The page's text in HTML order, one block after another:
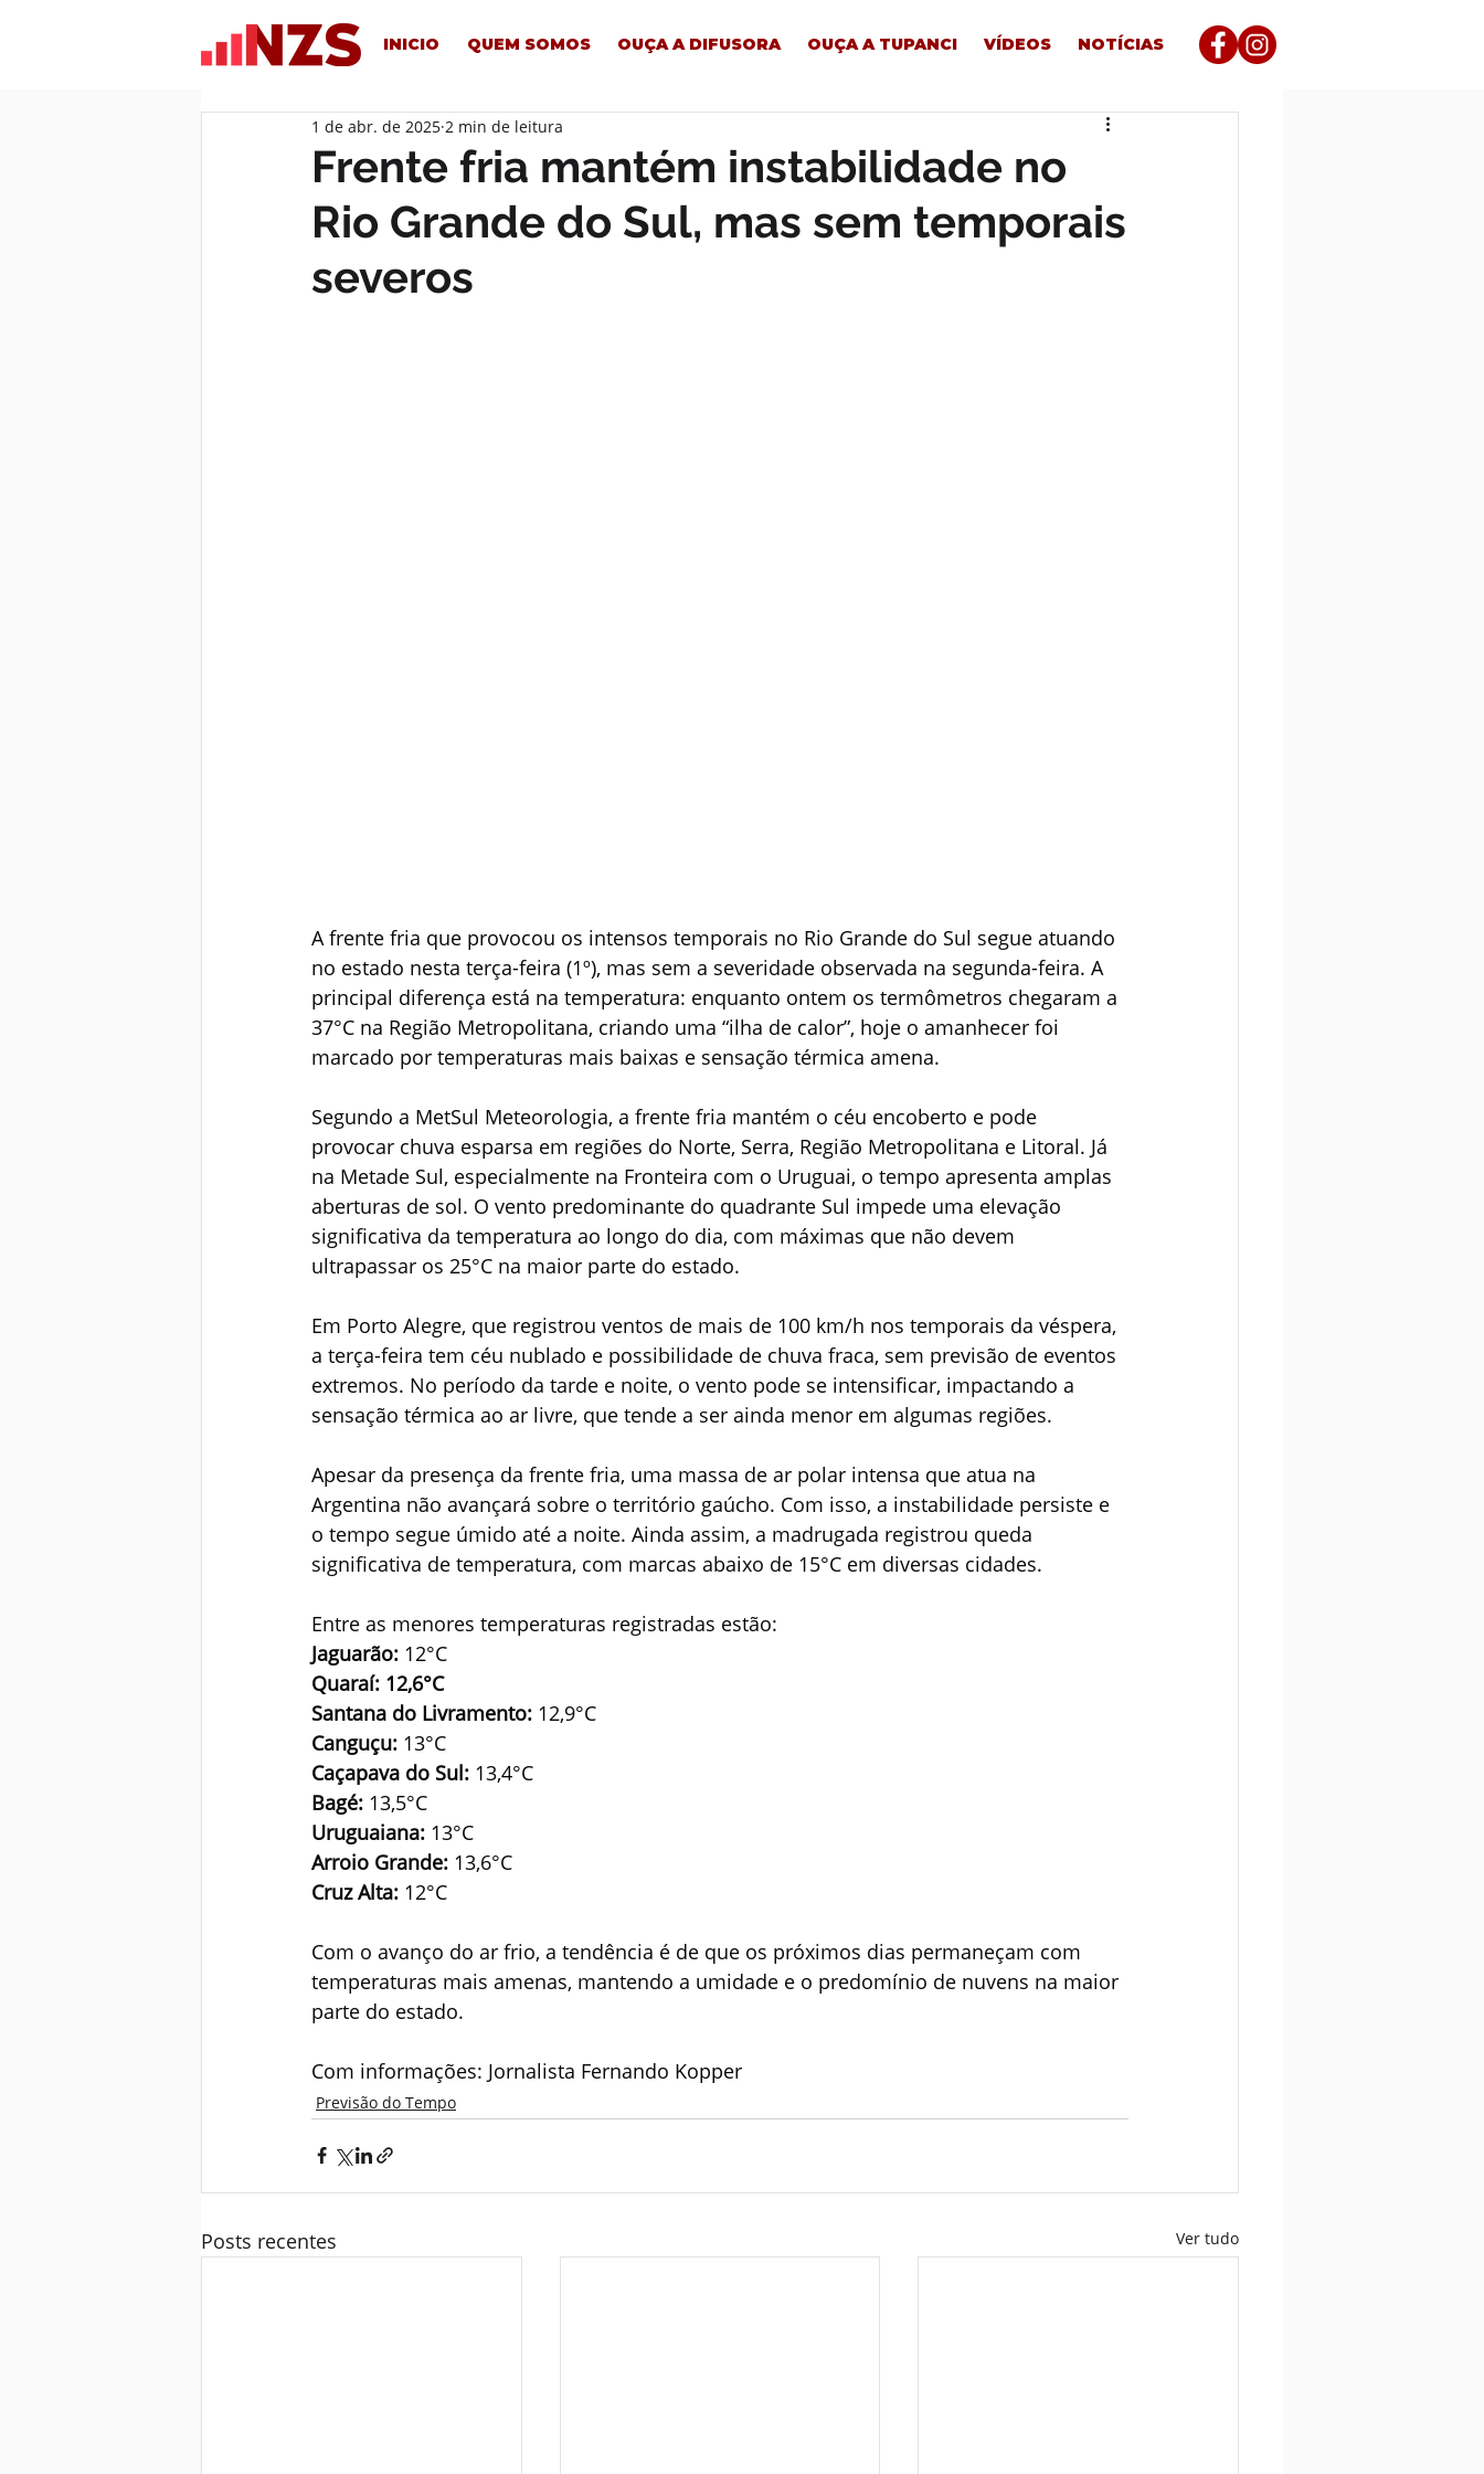
INICIO QUEM SOMOS OUÇA A DIFUSORA OUÇA A TUPANCI VÍDEOS NOTÍCIAS
Frente fria mantém instabilidade no
Rio Grande do Sul, mas sem temporais
severos
1 de abr. de 2025 2 min de leitura
A frente fria que provocou os intensos temporais no Rio Grande do Sul segue atuando
no estado nesta terça-feira (1º), mas sem a severidade observada na segunda-feira. A
principal diferença está na temperatura: enquanto ontem os termômetros chegaram a
37°C na Região Metropolitana, criando uma “ilha de calor”, hoje o amanhecer foi
marcado por temperaturas mais baixas e sensação térmica amena.
Segundo a MetSul Meteorologia, a frente fria mantém o céu encoberto e pode
provocar chuva esparsa em regiões do Norte, Serra, Região Metropolitana e Litoral. Já
na Metade Sul, especialmente na Fronteira com o Uruguai, o tempo apresenta amplas
aberturas de sol. O vento predominante do quadrante Sul impede uma elevação
significativa da temperatura ao longo do dia, com máximas que não devem
ultrapassar os 25°C na maior parte do estado.
Em Porto Alegre, que registrou ventos de mais de 100 km/h nos temporais da véspera,
a terça-feira tem céu nublado e possibilidade de chuva fraca, sem previsão de eventos
extremos. No período da tarde e noite, o vento pode se intensificar, impactando a
sensação térmica ao ar livre, que tende a ser ainda menor em algumas regiões.
Apesar da presença da frente fria, uma massa de ar polar intensa que atua na
Argentina não avançará sobre o território gaúcho. Com isso, a instabilidade persiste e
o tempo segue úmido até a noite. Ainda assim, a madrugada registrou queda
significativa de temperatura, com marcas abaixo de 15°C em diversas cidades.
Entre as menores temperaturas registradas estão:
Jaguarão: 12°C
Quaraí: 12,6°C
Santana do Livramento: 12,9°C
Canguçu: 13°C
Caçapava do Sul: 13,4°C
Bagé: 13,5°C
Uruguaiana: 13°C
Arroio Grande: 13,6°C
Cruz Alta: 12°C
Com o avanço do ar frio, a tendência é de que os próximos dias permaneçam com
temperaturas mais amenas, mantendo a umidade e o predomínio de nuvens na maior
parte do estado.
Com informações: Jornalista Fernando Kopper
Previsão do Tempo
Posts recentes Ver tudo